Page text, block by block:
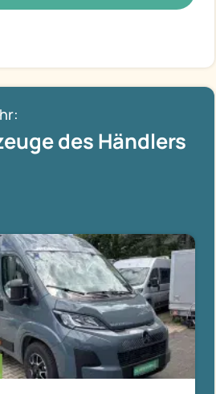
des Händlers